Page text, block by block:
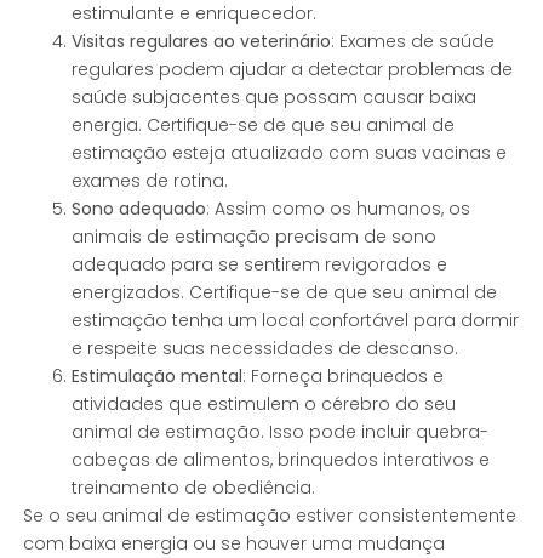
estimulante e enriquecedor.
Visitas regulares ao veterinário: Exames de saúde
regulares podem ajudar a detectar problemas de
saúde subjacentes que possam causar baixa
energia. Certifique-se de que seu animal de
estimação esteja atualizado com suas vacinas e
exames de rotina.
Sono adequado: Assim como os humanos, os
animais de estimação precisam de sono
adequado para se sentirem revigorados e
energizados. Certifique-se de que seu animal de
estimação tenha um local confortável para dormir
e respeite suas necessidades de descanso.
Estimulação mental: Forneça brinquedos e
atividades que estimulem o cérebro do seu
animal de estimação. Isso pode incluir quebra-
cabeças de alimentos, brinquedos interativos e
treinamento de obediência.
Se o seu animal de estimação estiver consistentemente
com baixa energia ou se houver uma mudança